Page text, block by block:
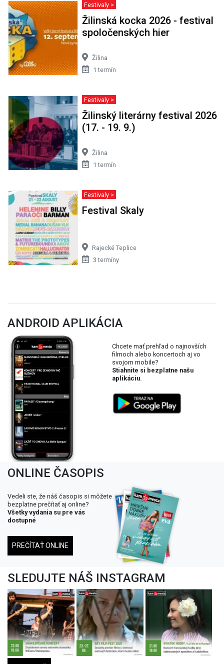
Festivaly >
Žilinská kocka 2026 - festival
spoločenských hier
Žilina
1 termín
Festivaly >
Žilinský literárny festival 2026
(17. - 19. 9.)
Žilina
1 termín
Festivaly >
Festival Skaly
Rajecké Teplice
3 termíny
ANDROID APLIKÁCIA
Chcete mať prehľad o najnovších
filmoch alebo koncertoch aj vo
svojom mobile?
Stiahnite si bezplatne našu
aplikáciu.
ONLINE ČASOPIS
Vedeli ste, že náš časopis si môžete
bezplatne prečítať aj online?
Všetky vydania su pre vás
dostupné
PREČÍTAŤ ONLINE
SLEDUJTE NÁŠ INSTAGRAM